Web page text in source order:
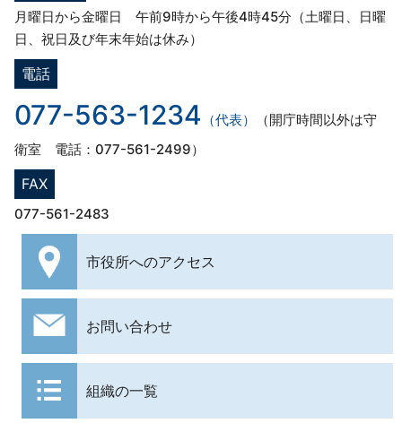
月曜日から金曜日 午前9時から午後4時45分（土曜日、日曜
日、祝日及び年末年始は休み）
電話
077-563-1234 （代表）
（開庁時間以外は守
衛室 電話：077-561-2499）
FAX
077-561-2483
市役所へのアクセス
お問い合わせ
組織の一覧